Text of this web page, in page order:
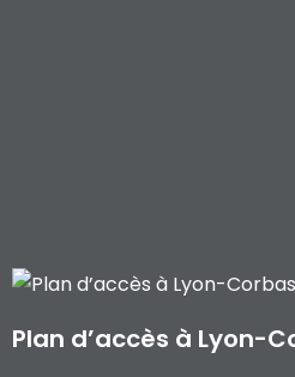
Plan d’accès à Lyon-